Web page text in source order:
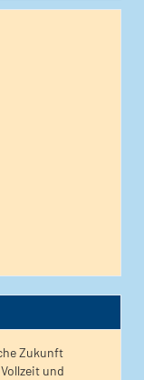
Zukunft
und